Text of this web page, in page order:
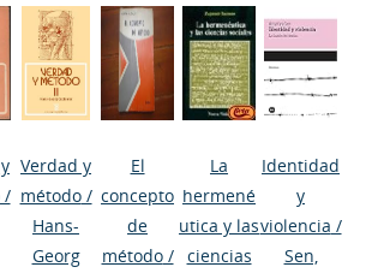
/
Verdad y
método/
Hans-
Georg
El
concepto
de
método/
La
hermené
utica y las
ciencias
Identidad
y
violencia /
Sen,